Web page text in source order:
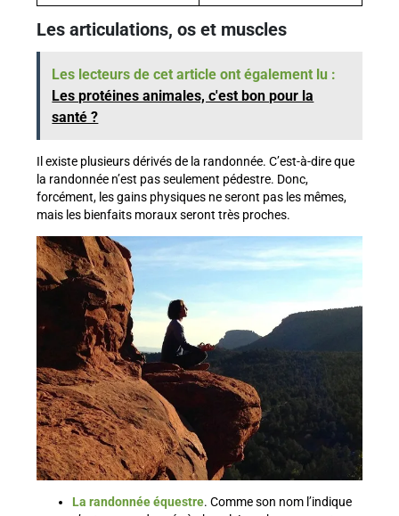
Les articulations, os et muscles
Les lecteurs de cet article ont également lu :
Les protéines animales, c'est bon pour la
santé ?
Il existe plusieurs dérivés de la randonnée. C’est-à-dire que
la randonnée n’est pas seulement pédestre. Donc,
forcément, les gains physiques ne seront pas les mêmes,
mais les bienfaits moraux seront très proches.
La randonnée équestre. Comme son nom l’indique